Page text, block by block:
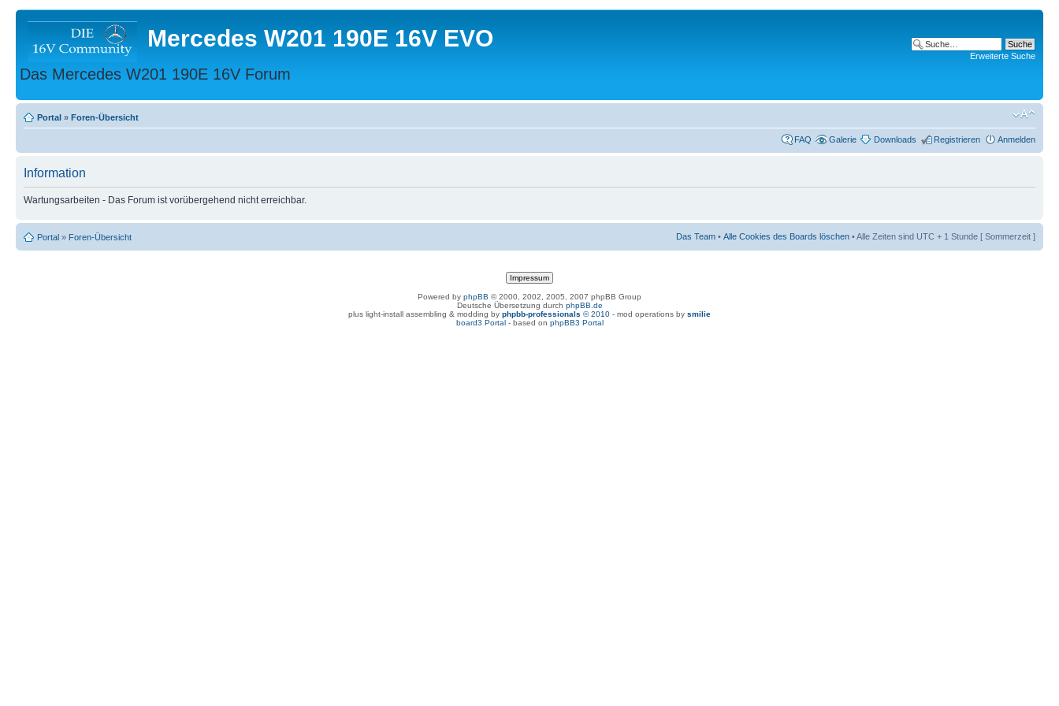
Mercedes W201 190E 16V EVO
Das Mercedes W201 190E 16V Forum
Erweiterte Suche
Portal » Foren-Übersicht
FAQ Galerie Downloads Registrieren Anmelden
Information
Wartungsarbeiten - Das Forum ist vorübergehend nicht erreichbar.
Portal » Foren-Übersicht Das Team • Alle Cookies des Boards löschen • Alle Zeiten sind UTC + 1 Stunde [ Sommerzeit ]
Powered by phpBB © 2000, 2002, 2005, 2007 phpBB Group
Deutsche Übersetzung durch phpBB.de
plus light-install assembling & modding by phpbb-professionals © 2010 - mod operations by smilie
board3 Portal- based on phpBB3 Portal